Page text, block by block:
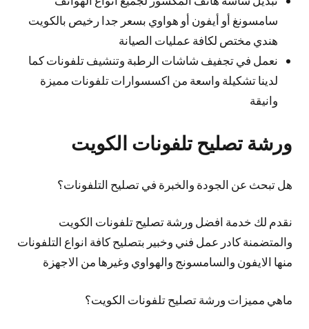
سامسونغ أو أيفون أو هواوي بسعر جدا رخيص بالكويت
هندي مختص لكافة عمليات الصيانة
نعمل في تجفيف شاشات الرطبة وتنشيف تلفونات كما
لدينا تشكيلة واسعة من اكسسوارات تلفونات مميزة
وانيقة
ورشة تصليح تلفونات الكويت
هل تبحث عن الجودة والخبرة في تصليح التلفونات؟
نقدم لك خدمة افضل ورشة تصليح تلفونات الكويت
والمتضمنة كادر عمل فني وخبير بتصليح كافة انواع التلفونات
منها الايفون والسامسونج والهواوي وغيرها من الاجهزة
ماهي مميزات ورشة تصليح تلفونات الكويت؟